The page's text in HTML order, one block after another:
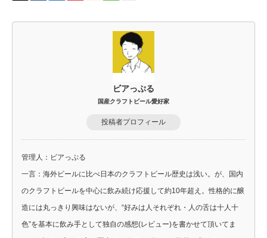
ビアっぷる
国産クラフトビール愛好家
投稿者プロフィール
管理人：ビアっぷる
一言：海外ビールに比べ日本のクラフトビール歴史は浅い。が、国内
のクラフトビールを中心に飲み続け応援して約10年超え。性格的に醸
造には丸っきり興味はないが、“好みは人それぞれ・人の舌は十人十
色”を基本に飲み手として独自の感想(レビュー)を書かせて頂いてま